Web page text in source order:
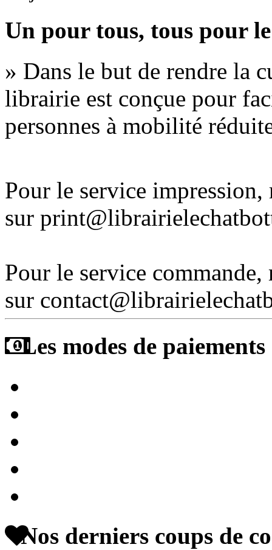
Un pour tous, tous pour
» Dans le but de rendre la
librairie est conçue pour
personnes à mobilité
Pour le service
sur
Pour le service
sur
Les modes de
Nos derniers coups de